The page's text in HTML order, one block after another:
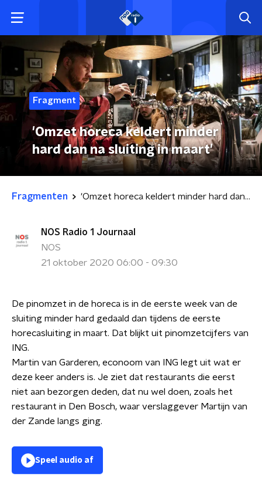
Fragment
'Omzet horeca keldert minder
hard dan na sluiting in maart'
Fragmenten 'Omzet horeca keldert minder hard dan na sluiting in maart'
NOS Radio 1 Journaal
NOS
21 oktober 2020 06:00 - 09:30
De pinomzet in de horeca is in de eerste week van de
sluiting minder hard gedaald dan tijdens de eerste
horecasluiting in maart. Dat blijkt uit pinomzetcijfers van
ING.
Martin van Garderen, econoom van ING legt uit wat er
deze keer anders is. Je ziet dat restaurants die eerst
niet aan bezorgen deden, dat nu wel doen, zoals het
restaurant in Den Bosch, waar verslaggever Martijn van
der Zande langs ging.
Speel audio af